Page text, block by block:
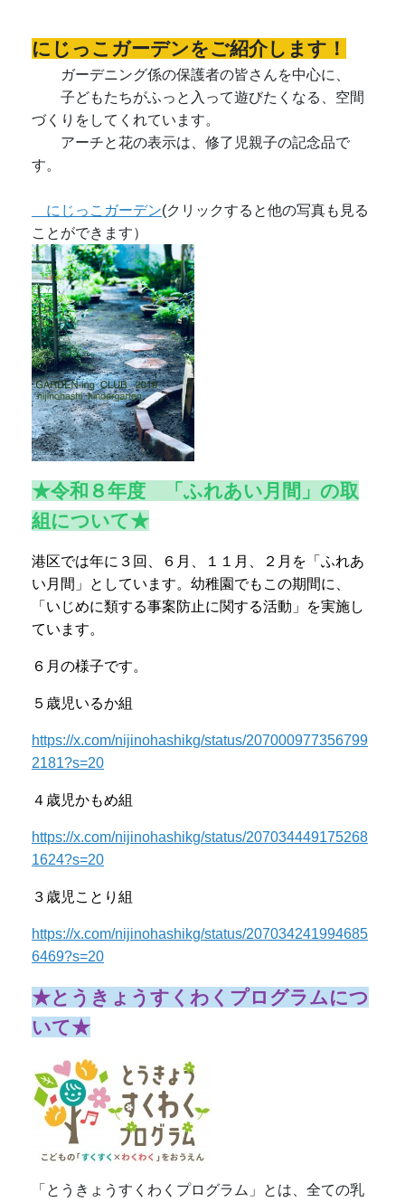
にじっこガーデンをご紹介します！
ガーデニング係の保護者の皆さんを中心に、
子どもたちがふっと入って遊びたくなる、空間
づくりをしてくれています。
アーチと花の表示は、修了児親子の記念品で
す。
にじっこガーデン(クリックすると他の写真も見る
ことができます）
★令和８年度 「ふれあい月間」の取
組について★
港区では年に３回、６月、１１月、２月を「ふれあ
い月間」としています。幼稚園でもこの期間に、
「いじめに類する事案防止に関する活動」を実施し
ています。
６月の様子です。
５歳児いるか組
https://x.com/nijinohashikg/status/207000977356799
2181?s=20
４歳児かもめ組
https://x.com/nijinohashikg/status/207034449175268
1624?s=20
３歳児ことり組
https://x.com/nijinohashikg/status/207034241994685
6469?s=20
★とうきょうすくわくプログラムにつ
いて★
「とうきょうすくわくプログラム」とは、全ての乳